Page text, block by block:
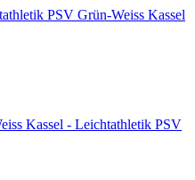
PSV Grün-Weiss Kassel
PSV